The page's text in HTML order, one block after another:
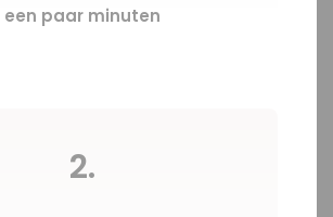
een paar minuten
2.